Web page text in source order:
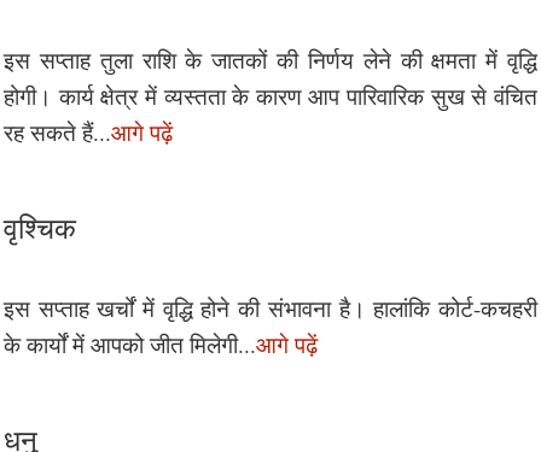
इस सप्ताह तुला राशि के जातकों की निर्णय लेने की क्षमता में वृद्धि
होगी। कार्य क्षेत्र में व्यस्तता के कारण आप पारिवारिक सुख से वंचित
रह सकते हैं...आगे पढ़ें
वृश्चिक
इस सप्ताह खर्चों में वृद्धि होने की संभावना है। हालांकि कोर्ट-कचहरी
के कार्यों में आपको जीत मिलेगी...आगे पढ़ें
धनु